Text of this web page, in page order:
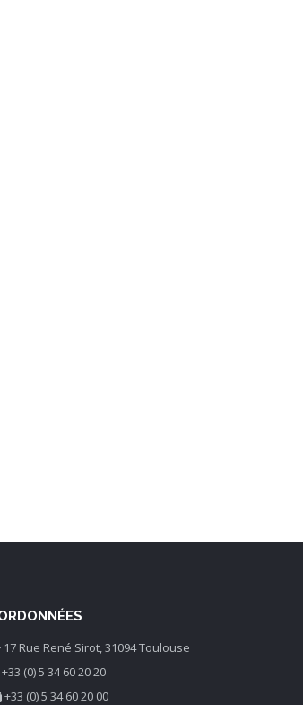
17 Rue René Sirot, 31094 Toulouse
(0) 5 34 60 20 20
+33 (0) 5 34 60 20 00